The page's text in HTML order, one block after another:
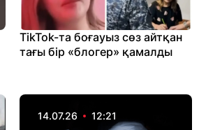
TikTok-та боғауыз сөз айтқан
тағы бір «блогер» қамалды
14.07.26 12:21